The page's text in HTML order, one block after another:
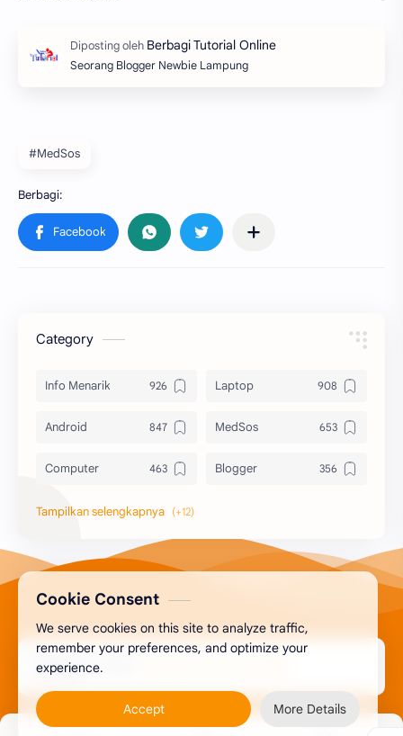
Seorang Blogger Newbie Lampung
#MedSos
Category
Info Menarik Laptop
Android MedSos
Computer Blogger
Komputer
Canon
Content Placement iPhone
CoralDraw
Giveaway
Copyright ©
Cookie Consent
We serve cookies on this site to analyze traffic,
remember your preferences, and optimize your
experience.
Accept More Details